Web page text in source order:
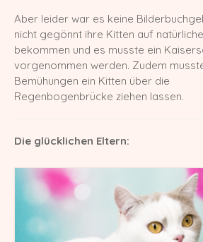
Kater
Gr. Int. Champion R2D2
LechSamtpfötchen
Worldchampion
Kitten
Verpaarungspläne
Z-Wurf vom 14.03.2026
Y-Wurf vom 21.02.2026
Aber leider war es keine
nicht gegönnt ihre Kitten auf
bekommen und es musste ein
vorgenommen werden. Zudem
Bemühungen ein Kitten über die
Regenbogenbrücke ziehen lassen.
Die glücklichen Eltern: